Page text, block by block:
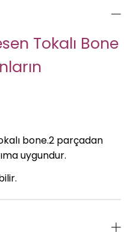
Tokalı Bone
bone.2 parçadan
uygundur.